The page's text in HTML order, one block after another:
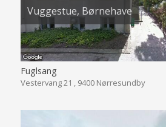
Vuggestue, Børnehave
Fuglsang
Vestervang 21 , 9400 Nørresundby